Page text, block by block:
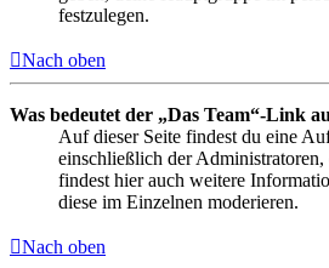
festzulegen.
Nach oben
Was bedeutet der „Das Team“-Link
Auf dieser Seite findest du eine
einschließlich der
findest hier auch weitere
diese im Einzelnen moderieren.
Nach oben